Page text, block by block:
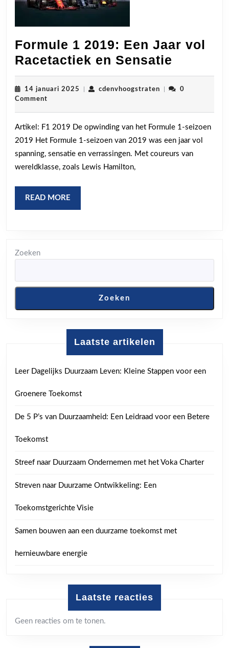
Formule 1 2019: Een Jaar vol
Racetactiek en Sensatie
1
2019:
Jaar
vol
14 januari 2025 14
cdenvhoogstratencdenvhoogstraten
0
Comment
Artikel: F1 2019 De opwinding van het Formule 1-seizoen
2019 Het Formule 1-seizoen van 2019 was een jaar vol
spanning, sensatie en verrassingen. Met coureurs van
wereldklasse, zoals Lewis Hamilton,
READ MORE
MORE
Zoeken
Zoeken
Laatste artikelen
Leer Dagelijks Duurzaam Leven: Kleine Stappen voor een
Groenere Toekomst
De 5 P’s van Duurzaamheid: Een Leidraad voor een Betere
Toekomst
Streef naar Duurzaam Ondernemen met het Voka Charter
Streven naar Duurzame Ontwikkeling: Een
Toekomstgerichte Visie
Samen bouwen aan een duurzame toekomst met
hernieuwbare energie
Laatste reacties
Geen reacties om te tonen.